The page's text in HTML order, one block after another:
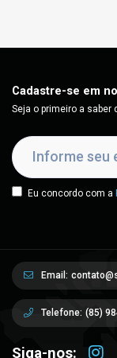
Cadastre-se em
Seja o primeiro a
Eu concordo com a
Email:
Telefone: (85)
Siga-nos: